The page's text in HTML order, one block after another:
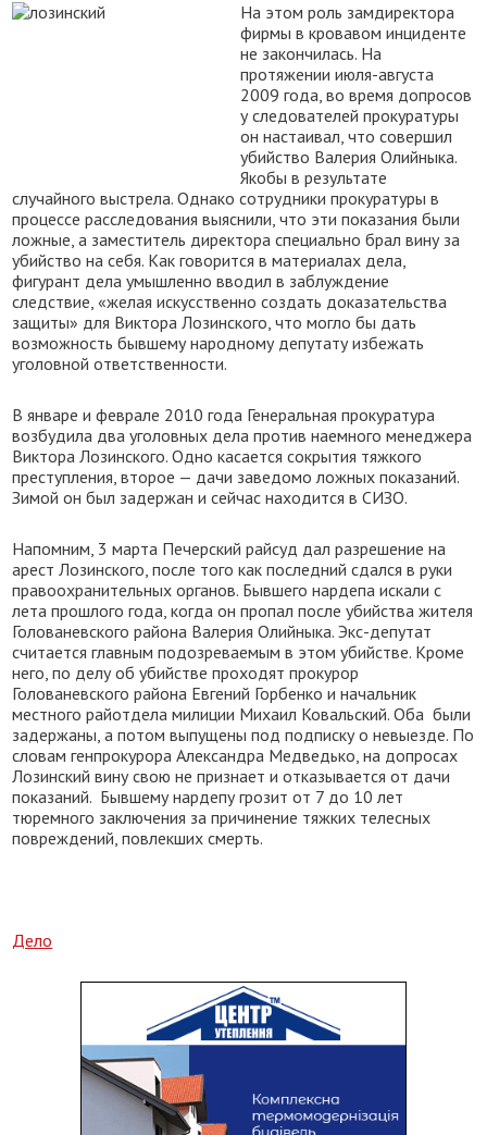
На этом роль замдиректора
фирмы в кровавом инциденте
не закончилась. На
протяжении июля-августа
2009 года, во время допросов
у следователей прокуратуры
он настаивал, что совершил
убийство Валерия Олийныка.
Якобы в результате
случайного выстрела. Однако сотрудники прокуратуры в
процессе расследования выяснили, что эти показания были
ложные, а заместитель директора специально брал вину за
убийство на себя. Как говорится в материалах дела,
фигурант дела умышленно вводил в заблуждение
следствие, «желая искусственно создать доказательства
защиты» для Виктора Лозинского, что могло бы дать
возможность бывшему народному депутату избежать
уголовной ответственности.
В январе и феврале 2010 года Генеральная прокуратура
возбудила два уголовных дела против наемного менеджера
Виктора Лозинского. Одно касается сокрытия тяжкого
преступления, второе — дачи заведомо ложных показаний.
Зимой он был задержан и сейчас находится в СИЗО.
Напомним, 3 марта Печерский райсуд дал разрешение на
арест Лозинского, после того как последний сдался в руки
правоохранительных органов. Бывшего нардепа искали с
лета прошлого года, когда он пропал после убийства жителя
Голованевского района Валерия Олийныка. Экс-депутат
считается главным подозреваемым в этом убийстве. Кроме
него, по делу об убийстве проходят прокурор
Голованевского района Евгений Горбенко и начальник
местного райотдела милиции Михаил Ковальский. Оба были
задержаны, а потом выпущены под подписку о невыезде. По
словам генпрокурора Александра Медведько, на допросах
Лозинский вину свою не признает и отказывается от дачи
показаний. Бывшему нардепу грозит от 7 до 10 лет
тюремного заключения за причинение тяжких телесных
повреждений, повлекших смерть.
Дело